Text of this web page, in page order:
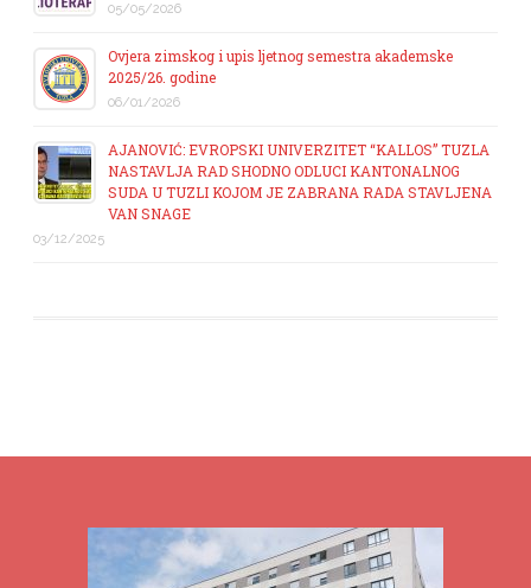
05/05/2026
Ovjera zimskog i upis ljetnog semestra akademske
2025/26. godine
06/01/2026
AJANOVIĆ: EVROPSKI UNIVERZITET “KALLOS” TUZLA
NASTAVLJA RAD SHODNO ODLUCI KANTONALNOG
SUDA U TUZLI KOJOM JE ZABRANA RADA STAVLJENA
VAN SNAGE
03/12/2025